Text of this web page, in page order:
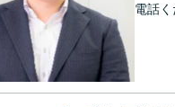
電話く